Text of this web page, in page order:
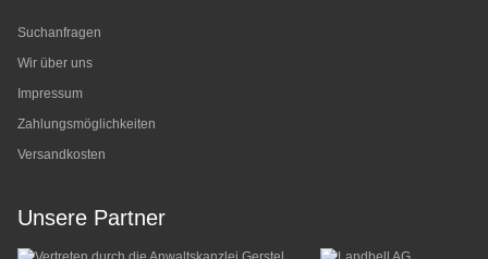
Suchanfragen
Wir über uns
Impressum
Zahlungsmöglichkeiten
Versandkosten
Unsere Partner